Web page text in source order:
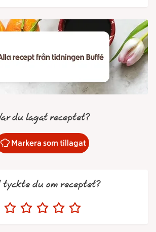
du lagat receptet?
Markera som tillagat
tyckte du om receptet?